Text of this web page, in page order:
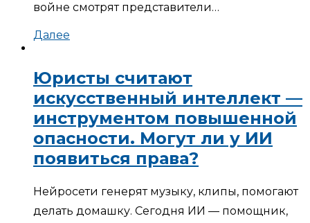
войне смотрят представители…
Далее
Юристы считают
искусственный интеллект —
инструментом повышенной
опасности. Могут ли у ИИ
появиться права?
Нейросети генерят музыку, клипы, помогают
делать домашку. Сегодня ИИ — помощник,